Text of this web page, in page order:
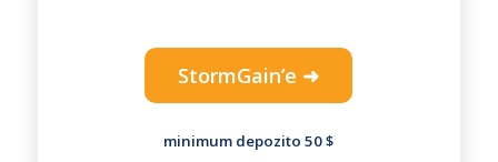
StormGain’e ➜
minimum depozito 50 $